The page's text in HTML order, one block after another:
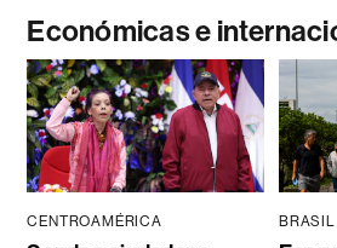
Económicas e
CENTROAMÉRICA BRASIL